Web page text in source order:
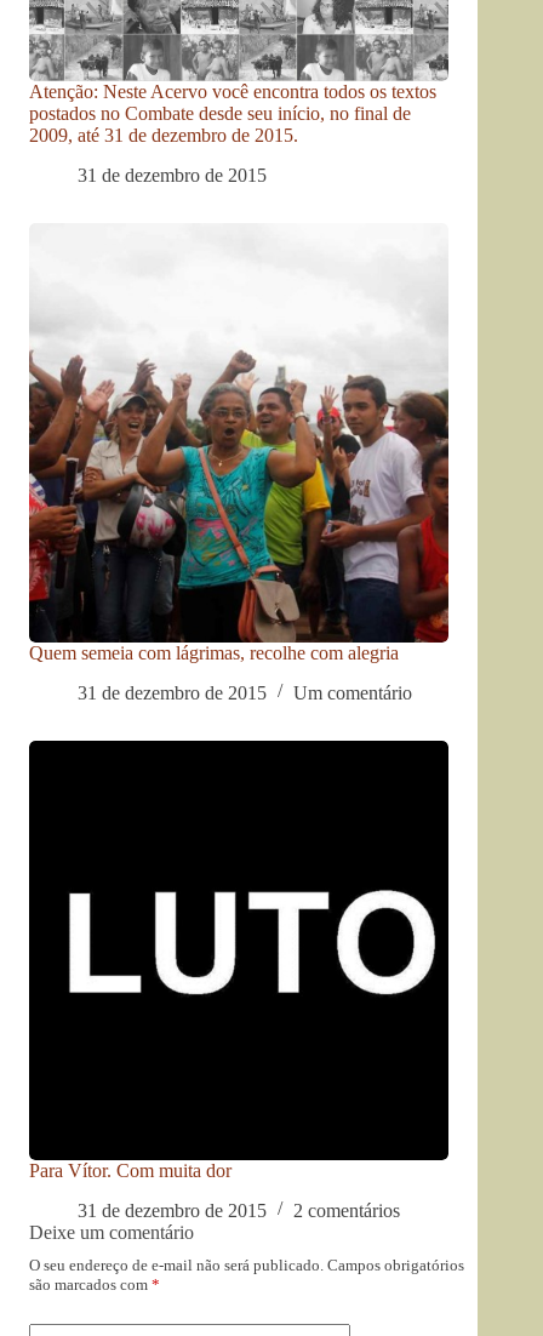
Atenção: Neste Acervo você encontra todos os textos
postados no Combate desde seu início, no final de
2009, até 31 de dezembro de 2015.
31 de dezembro de 2015
Quem semeia com lágrimas, recolhe com alegria
31 de dezembro de 2015
Um comentário
Para Vítor. Com muita dor
31 de dezembro de 2015
2 comentários
Deixe um comentário
O seu endereço de e-mail não será publicado. Campos obrigatórios
são marcados com *